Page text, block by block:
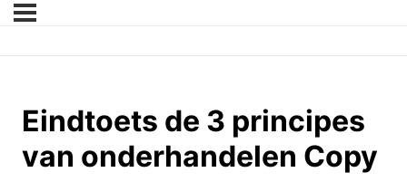
Eindtoets de 3 principes
van onderhandelen Copy